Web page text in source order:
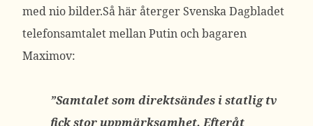
med nio bilder.Så här återger Svenska Dagbladet
telefonsamtalet mellan Putin och bagaren
Maximov:
”Samtalet som direktsändes i statlig tv
fick stor uppmärksamhet. Efteråt